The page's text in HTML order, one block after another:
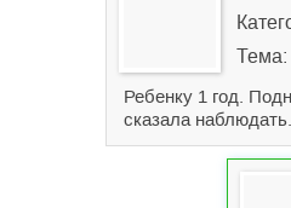
Тема:
Ребенку 1 год.
сказала